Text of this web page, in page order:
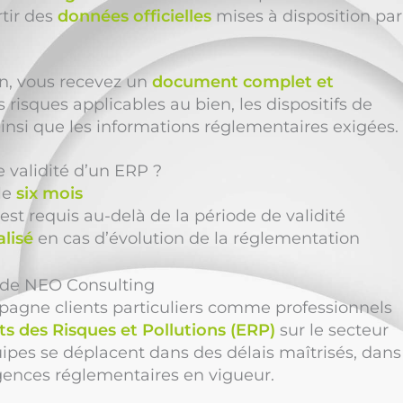
des données officielles mises à disposition par
vous recevez un document complet et
risques applicables au bien, les dispositifs de
que les informations réglementaires exigées.
d’un ERP ?
six mois
requis au-delà de la période de validité
en cas d’évolution de la réglementation
NEO Consulting
clients particuliers comme professionnels
des Risques et Pollutions (ERP) sur le secteur
se déplacent dans des délais maîtrisés, dans
réglementaires en vigueur.